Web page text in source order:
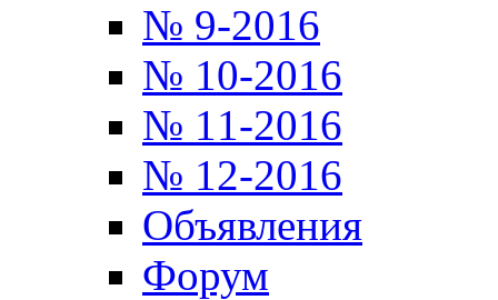
№ 9-2016
№ 10-2016
№ 11-2016
№ 12-2016
Объявления
Форум